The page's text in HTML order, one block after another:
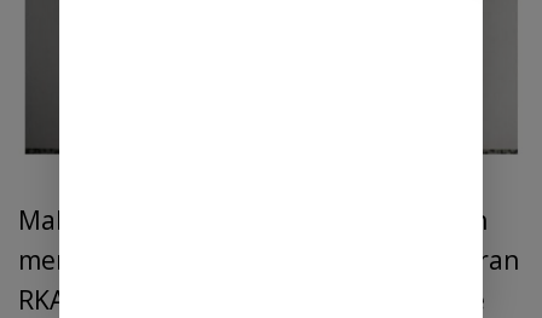
Malahan pak Tarigan dituduh/di fitnah
meminta 15 juta rupiah jika mau Laporan
RKAS BOS ditanda tangani oleh Komite